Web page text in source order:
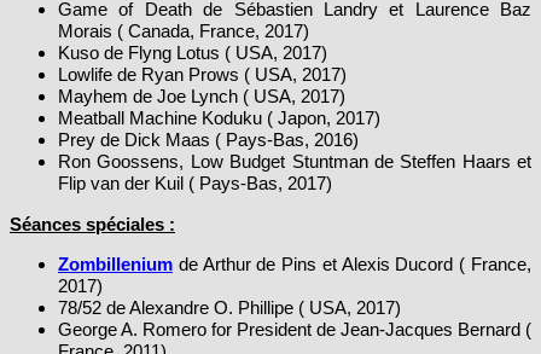
Morais ( Canada, France, 2017)
Kuso de Flyng Lotus ( USA, 2017)
Lowlife de Ryan Prows ( USA, 2017)
Mayhem de Joe Lynch ( USA, 2017)
Meatball Machine Koduku ( Japon, 2017)
Prey de Dick Maas ( Pays-Bas, 2016)
Ron Goossens, Low Budget Stuntman de Steffen Haars et
Flip van der Kuil ( Pays-Bas, 2017)
Séances spéciales :
Zombilleniumde Arthur de Pins et Alexis Ducord ( France,
2017)
78/52 de Alexandre O. Phillipe ( USA, 2017)
George A. Romero for President de Jean-Jacques Bernard (
France, 2011)